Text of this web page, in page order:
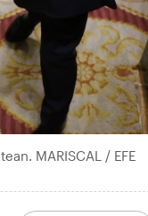
MARISCAL / EFE